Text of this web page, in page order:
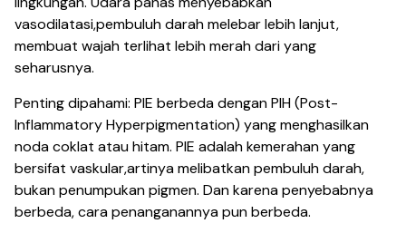
vasodilatasi,pembuluh darah melebar lebih lanjut,
membuat wajah terlihat lebih merah dari yang
seharusnya.
Penting dipahami: PIE berbeda dengan PIH (Post-
Inflammatory Hyperpigmentation) yang menghasilkan
noda coklat atau hitam. PIE adalah kemerahan yang
bersifat vaskular,artinya melibatkan pembuluh darah,
bukan penumpukan pigmen. Dan karena penyebabnya
berbeda, cara penanganannya pun berbeda.